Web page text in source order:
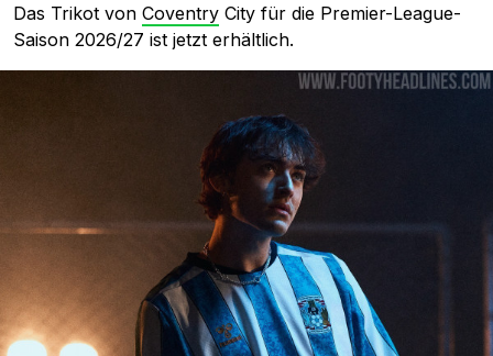
Das Trikot von Coventry City für die Premier-League-
Saison 2026/27 ist jetzt erhältlich.